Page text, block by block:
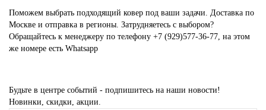
Поможем выбрать подходящий ковер под ваши задачи. Доставка по
Москве и отправка в регионы. Затрудняетесь с выбором?
Обращайтесь к менеджеру по телефону +7 (929)577-36-77 , на этом
же номере есть Whatsapp
Будьте в центре событий - подпишитесь на наши новости!
Новинки, скидки, акции.